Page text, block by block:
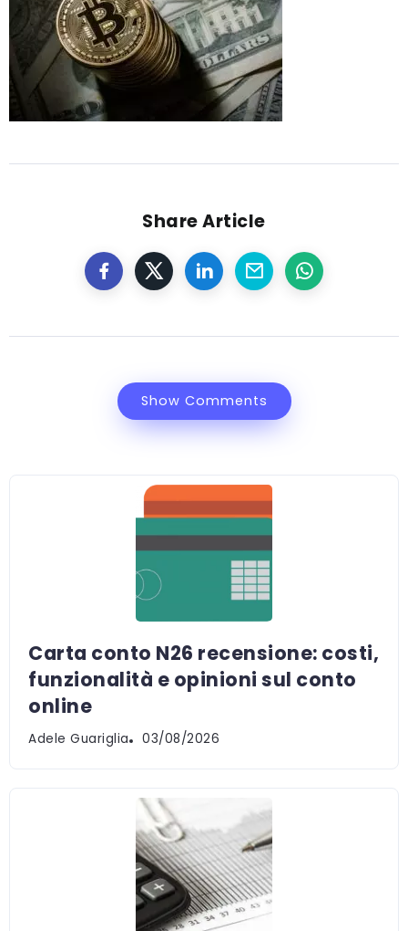
Share Article
Show Comments
Carta conto N26 recensione: costi,
funzionalità e opinioni sul conto
online
Adele Guariglia 03/08/2026